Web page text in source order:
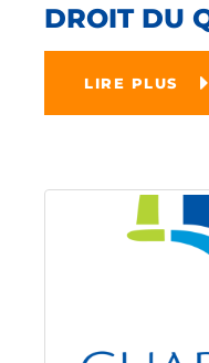
DROIT DU
LIRE PLUS